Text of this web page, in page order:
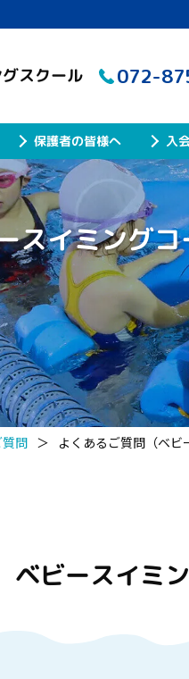
スクール 072-
保護者の皆様へ 入
スイミング
問 ＞ よくあるご質問（ベビ
ベビースイミ